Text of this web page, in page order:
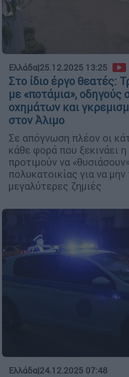
Ελλάδα|25.12.2025 13:25
Στο ίδιο έργο θεατές:
με «ποτάμια», οδηγούς
οχημάτων και
στον Άλιμο
Σε απόγνωση πλέον οι
κάθε φορά που ξεκινάει
προτιμούν να
πολυκατοικίας για να
μεγαλύτερες ζημιές
Ελλάδα|24.12.2025 07:48